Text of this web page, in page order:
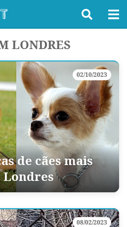
LONDRES
02/10/2023
de cães mais
Londres
08/02/2023